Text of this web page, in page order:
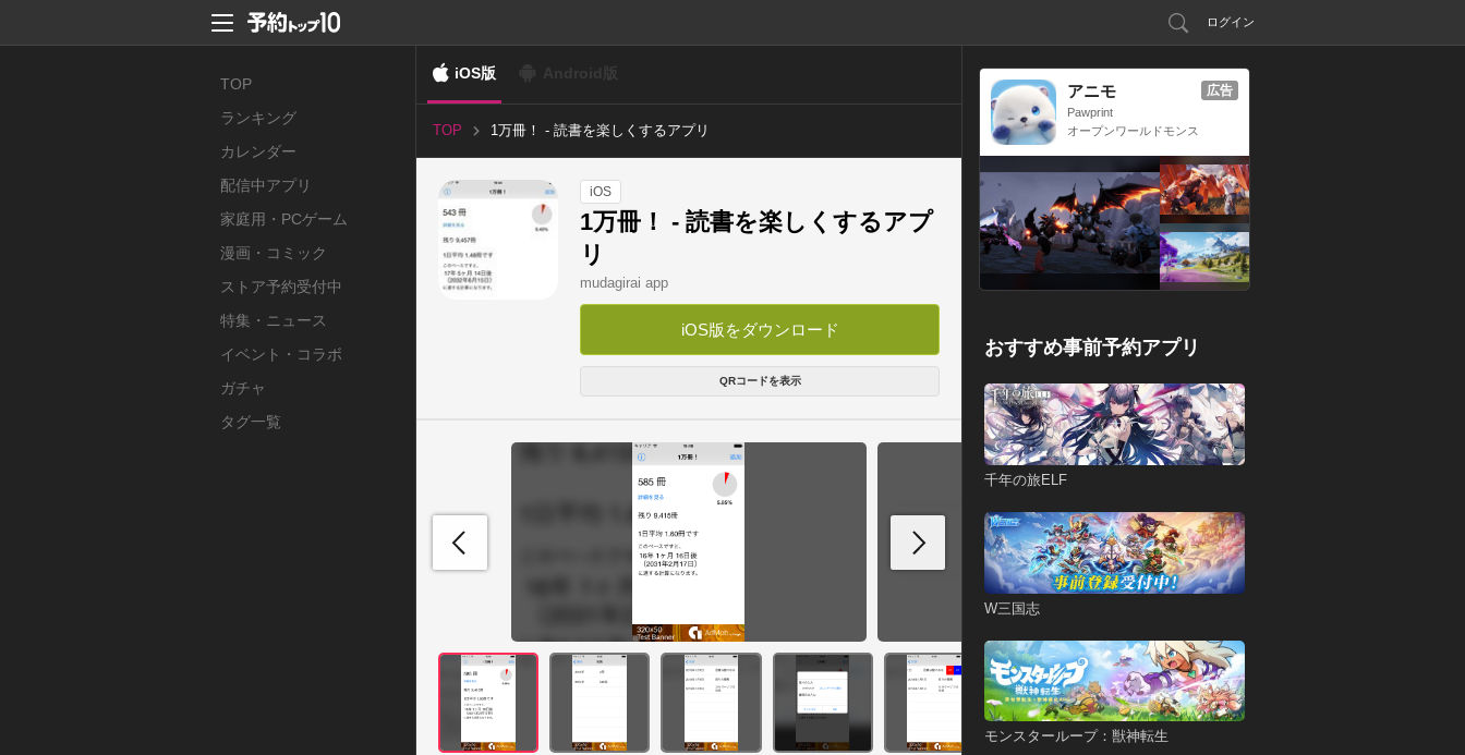
ログイン
TOP
ランキング
カレンダー
配信中アプリ
家庭用・PCゲーム
漫画・コミック
ストア予約受付中
特集・ニュース
イベント・コラボ
ガチャ
タグ一覧
iOS版
TOP 1万冊！ - 読書を楽しくするアプリ
iOS
1万冊！ - 読書を楽しくするアプ
リ
mudagirai app
iOS版をダウンロード
QRコードを表示
アニモ
Pawprint
オープンワールドモンス
広告
おすすめ事前予約アプリ
千年の旅ELF
W三国志
モンスターループ：獣神転生